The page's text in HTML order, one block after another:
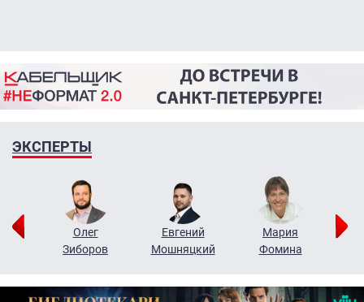
ЭКСПЕРТЫ
Олег
Зиборов
Евгений
Мошняцкий
Мария
Фомина